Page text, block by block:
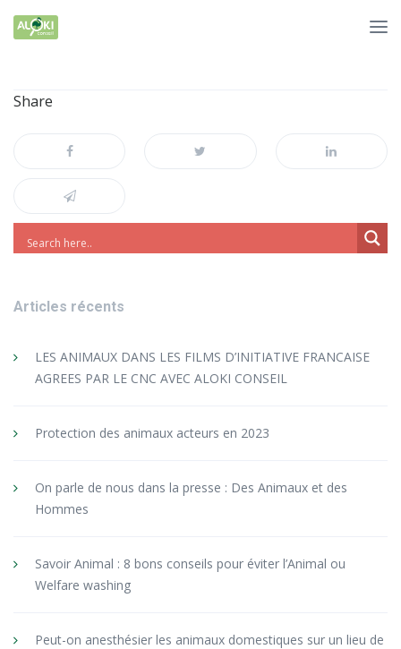
Share
Articles récents
LES ANIMAUX DANS LES FILMS D’INITIATIVE FRANCAISE
AGREES PAR LE CNC AVEC ALOKI CONSEIL
Protection des animaux acteurs en 2023
On parle de nous dans la presse : Des Animaux et des
Hommes
Savoir Animal : 8 bons conseils pour éviter l’Animal ou
Welfare washing
Peut-on anesthésier les animaux domestiques sur un lieu de